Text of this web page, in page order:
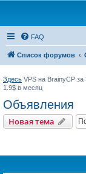
FAQ
Список форумов
Здесь VPS на BrainyCP
1.9$ в месяц
Объявления
Новая тема